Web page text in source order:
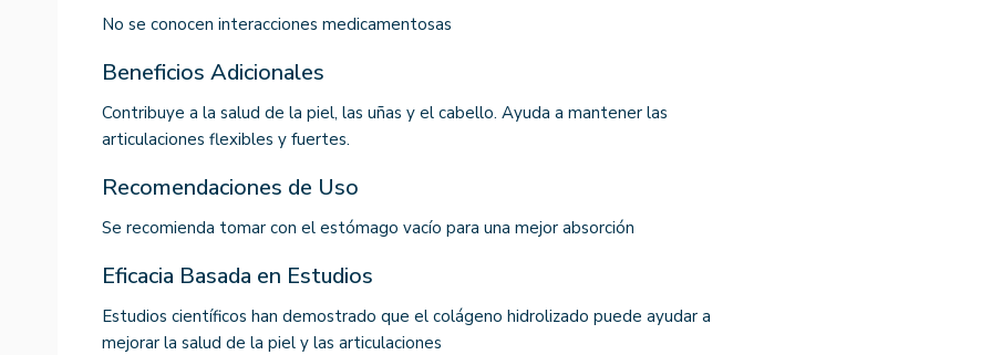
No se conocen interacciones medicamentosas
Beneficios Adicionales
Contribuye a la salud de la piel, las uñas y el cabello. Ayuda a mantener las
articulaciones flexibles y fuertes.
Recomendaciones de Uso
Se recomienda tomar con el estómago vacío para una mejor absorción
Eficacia Basada en Estudios
Estudios científicos han demostrado que el colágeno hidrolizado puede ayudar a
mejorar la salud de la piel y las articulaciones